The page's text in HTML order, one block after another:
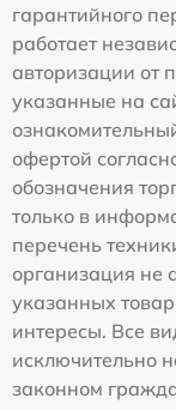
гарантийного
работает
авторизации от
указанные на
офертой
обозначения
только в
перечень
организация не
указанных
интересы. Все
исключительно
законном